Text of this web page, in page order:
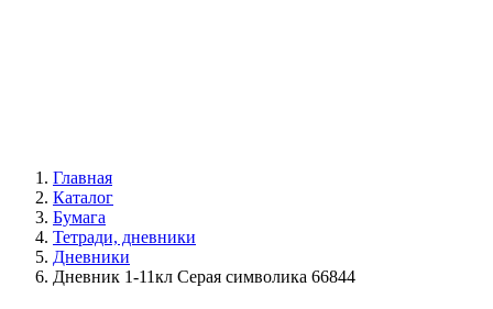
Главная
Каталог
Бумага
Тетради, дневники
Дневники
Дневник 1-11кл Серая символика 66844